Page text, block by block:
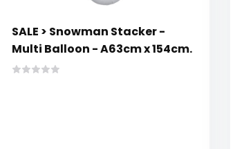
SALE > Snowman Stacker -
Multi Balloon - A63cm x 154cm.